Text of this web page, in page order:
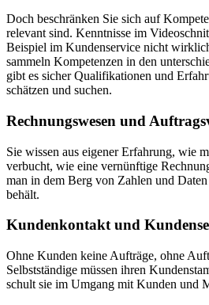
Doch beschränken Sie sich auf
relevant sind. Kenntnisse im
Beispiel im Kundenservice nicht
sammeln Kompetenzen in den
gibt es sicher Qualifikationen und
schätzen und suchen.
Rechnungswesen und
Sie wissen aus eigener Erfahrung, wie
verbucht, wie eine vernünftige
man in dem Berg von Zahlen und
behält.
Kundenkontakt und
Ohne Kunden keine Aufträge, ohne
Selbstständige müssen ihren
schult sie im Umgang mit Kunden und